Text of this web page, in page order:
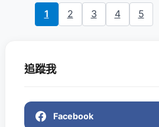
1 2 3 4 5
追蹤我
Facebook